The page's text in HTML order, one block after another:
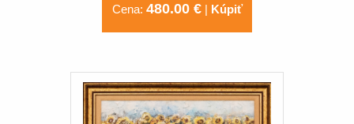
Cena: 480.00 €| Kúpiť